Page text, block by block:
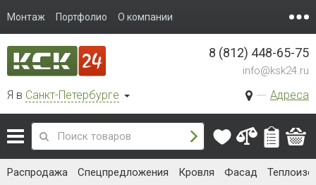
Монтаж Портфолио О компании
Я в Санкт-Петербурге Адреса
8 (812) 448-65-75
info@ksk24.ru
Распродажа Спецпредложения Кровля Фасад